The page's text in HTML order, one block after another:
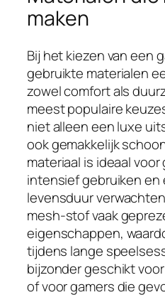
maken
Bij het kiezen van een
gebruikte materialen
zowel comfort als
meest populaire
niet alleen een luxe
ook gemakkelijk
materiaal is ideaal
intensief gebruiken en
levensduur
mesh-stof vaak
eigenschappen,
tijdens lange
bijzonder geschikt
of voor gamers die